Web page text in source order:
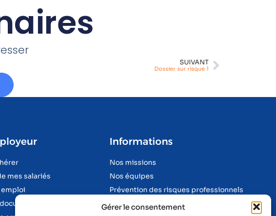
Gérer le consentement
SUIVANT
Dossier sur risque 1
mes salariés
emploi
unique
Informations
Nos missions
Nos équipes
Prévention des risques professionnels
Suivi de santé